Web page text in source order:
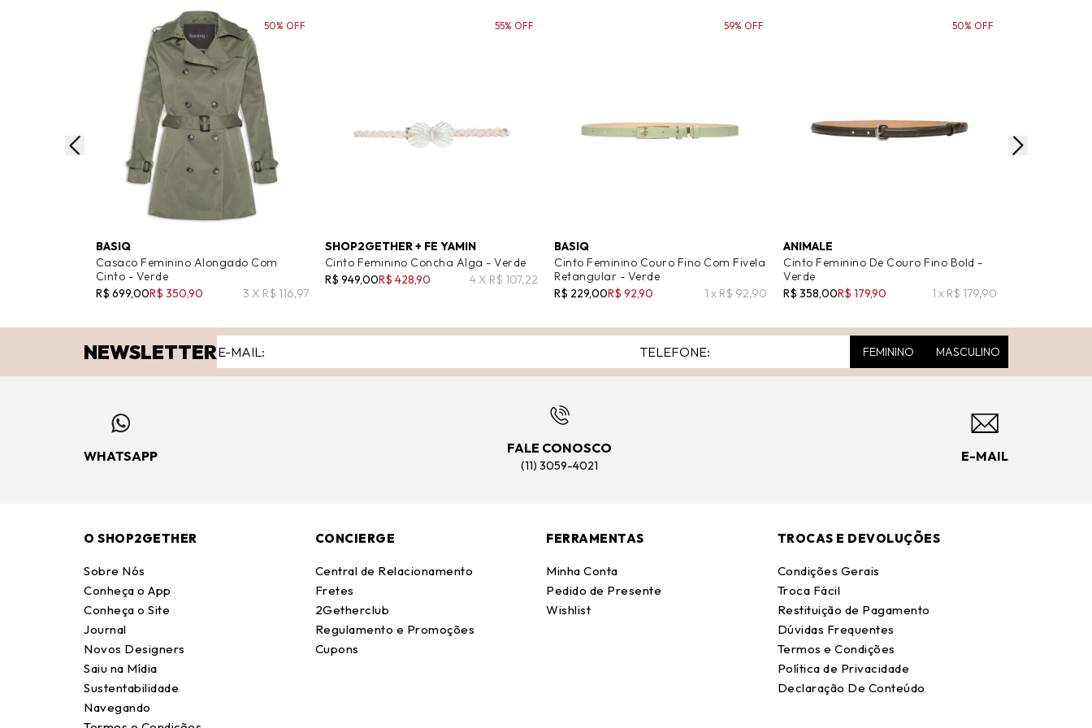
BASIQ
Casaco Feminino Alongado Com
Cinto - Verde
R$ 699,00R$ 350,90 3 X R$ 116,97
50% OFF
SHOP2GETHER + FE YAMIN
Cinto Feminino Concha Alga - Verde
R$ 949,00R$ 428,90 4 X R$ 107,22
55% OFF
BASIQ
Cinto Feminino Couro Fino Com Fivela
Retangular - Verde
R$ 229,00R$ 92,90 1 x R$ 92,90
59% OFF
ANIMALE
Cinto Feminino De Couro Fino Bold -
Verde
R$ 358,00R$ 179,90 1 x R$ 179,90
50% OFF
NEWSLETTER FEMININO MASCULINO
WHATSAPP
FALE CONOSCO
(11) 3059-4021
E-MAIL
O SHOP2GETHER
Sobre Nós
Conheça o App
Conheça o Site
Journal
Novos Designers
Saiu na Mídia
Sustentabilidade
Navegando
CONCIERGE
Central de Relacionamento
Fretes
2Getherclub
Regulamento e Promoções
Cupons
FERRAMENTAS
Minha Conta
Pedido de Presente
Wishlist
TROCAS E DEVOLUÇÕES
Condições Gerais
Troca Fácil
Restituição de Pagamento
Dúvidas Frequentes
Termos e Condições
Política de Privacidade
Declaração De Conteúdo